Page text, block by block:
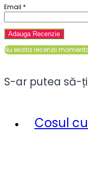
Email *
Nu exista recenzii
S-ar putea să-
Cosul